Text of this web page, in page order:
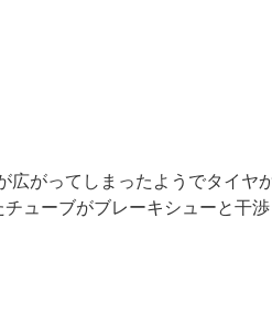
がってしまったようでタイヤ
ューブがブレーキシューと干